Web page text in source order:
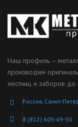
Наш профиль –
производим
лестниц и заборов до
Россия, Санкт-
8 (812) 603-49-30